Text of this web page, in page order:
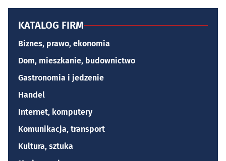
KATALOG FIRM
Biznes, prawo, ekonomia
Dom, mieszkanie, budownictwo
Gastronomia i jedzenie
Handel
Internet, komputery
Komunikacja, transport
Kultura, sztuka